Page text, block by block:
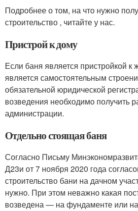
Подробнее о том, на что нужно
строительство , читайте у нас.
Пристрой к дому
Если баня является пристройкой
является самостоятельным
обязательной юридической
возведения необходимо получить
администрации.
Отдельно стоящая баня
Согласно Письму
Д23и от 7 ноября 2020 года
строительство бани на дачном
нужно. При этом неважно какая
возведена — на фундаменте или